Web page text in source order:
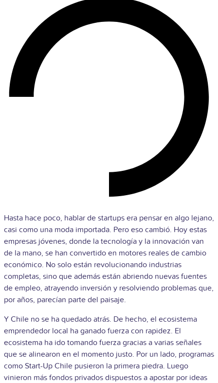
Hasta hace poco, hablar de startups era pensar en algo lejano,
casi como una moda importada. Pero eso cambió. Hoy estas
empresas jóvenes, donde la tecnología y la innovación van
de la mano, se han convertido en motores reales de cambio
económico. No solo están revolucionando industrias
completas, sino que además están abriendo nuevas fuentes
de empleo, atrayendo inversión y resolviendo problemas que,
por años, parecían parte del paisaje.
Y Chile no se ha quedado atrás. De hecho, el ecosistema
emprendedor local ha ganado fuerza con rapidez. El
ecosistema ha ido tomando fuerza gracias a varias señales
que se alinearon en el momento justo. Por un lado, programas
como Start-Up Chile pusieron la primera piedra. Luego
vinieron más fondos privados dispuestos a apostar por ideas